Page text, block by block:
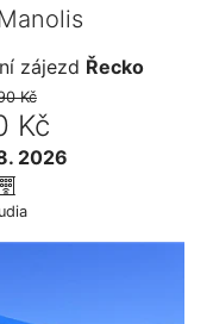
zájezd Řecko
Kč
Kč
2026